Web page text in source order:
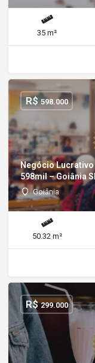
35 m²
Negócio Lucrativo
598mil – Goiânia
Goiânia
R$598.000
50.32 m²
R$299.000